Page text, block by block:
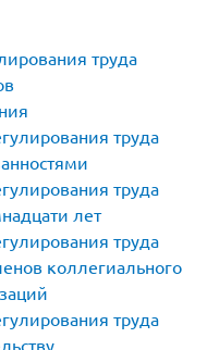
труда
труда
труда
лет
труда
коллегиального
труда